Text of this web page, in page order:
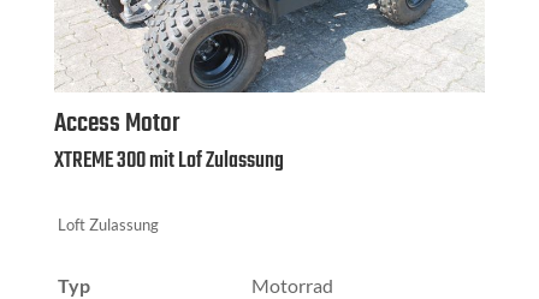
Access Motor
XTREME 300 mit Lof Zulassung
Loft Zulassung
Typ Motorrad